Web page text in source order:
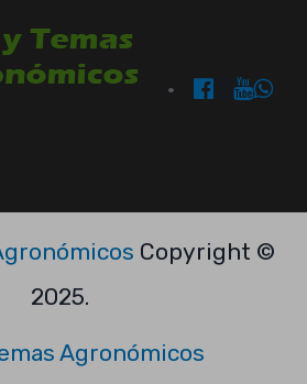
Copyright ©
2025.
Agronómicos